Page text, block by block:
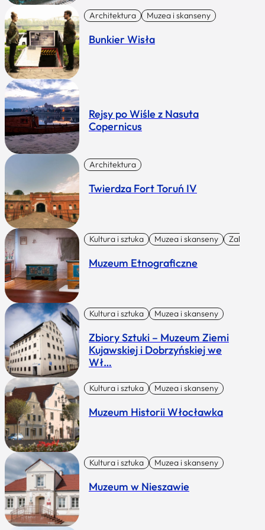
Architektura Muzea i skanseny
Bunkier Wisła
Rejsy po Wiśle z Nasuta
Copernicus
Architektura
Twierdza Fort Toruń IV
Kultura i sztuka Muzea i skanseny Zabytki I
Muzeum Etnograficzne
Kultura i sztuka Muzea i skanseny
Zbiory Sztuki – Muzeum Ziemi
Kujawskiej i Dobrzyńskiej we
Wł…
Kultura i sztuka Muzea i skanseny
Muzeum Historii Włocławka
Kultura i sztuka Muzea i skanseny
Muzeum w Nieszawie